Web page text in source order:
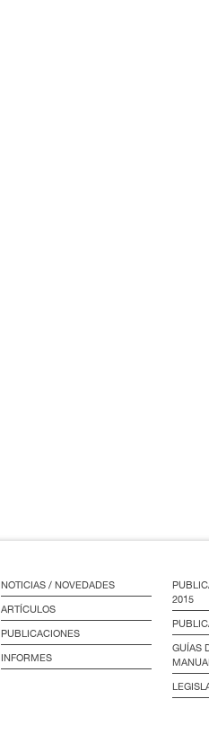
NOTICIAS / NOVEDADES
ARTÍCULOS
PUBLICACIONES
INFORMES
2015
GUÍAS